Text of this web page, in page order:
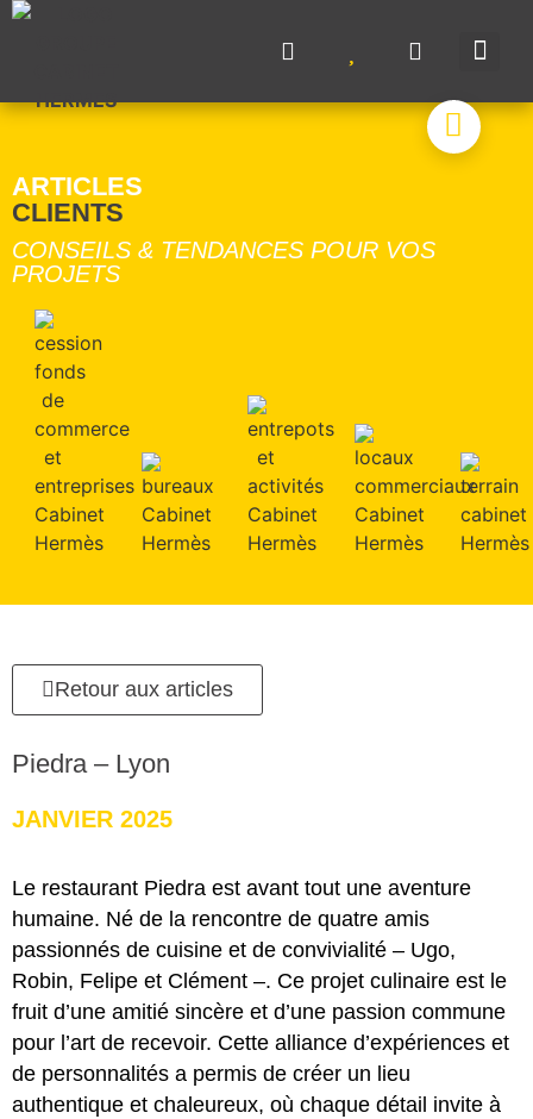
ARTICLES
CLIENTS
CONSEILS & TENDANCES POUR VOS
PROJETS
Retour aux articles
Piedra – Lyon
JANVIER 2025
Le restaurant Piedra est avant tout une aventure
humaine. Né de la rencontre de quatre amis
passionnés de cuisine et de convivialité – Ugo,
Robin, Felipe et Clément –. Ce projet culinaire est le
fruit d’une amitié sincère et d’une passion commune
pour l’art de recevoir. Cette alliance d’expériences et
de personnalités a permis de créer un lieu
authentique et chaleureux, où chaque détail invite à